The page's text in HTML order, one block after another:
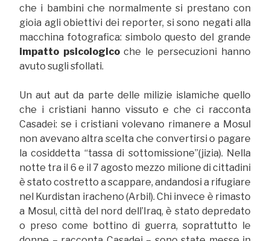
che i bambini che normalmente si prestano con
gioia agli obiettivi dei reporter, si sono negati alla
macchina fotografica: simbolo questo del grande
impatto psicologicoche le persecuzioni hanno
avuto sugli sfollati.
Un aut aut da parte delle milizie islamiche quello
che i cristiani hanno vissuto e che ci racconta
Casadei: se i cristiani volevano rimanere a Mosul
non avevano altra scelta che convertirsi o pagare
la cosiddetta “tassa di sottomissione”(jizia). Nella
notte tra il 6 e il 7 agosto mezzo milione di cittadini
è stato costretto a scappare, andandosi a rifugiare
nel Kurdistan iracheno (Arbil). Chi invece è rimasto
a Mosul, città del nord dell’Iraq, è stato depredato
o preso come bottino di guerra, soprattutto le